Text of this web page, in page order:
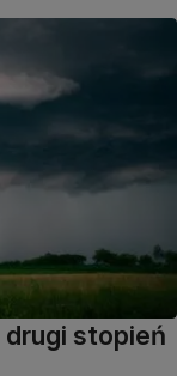
drugi stopień